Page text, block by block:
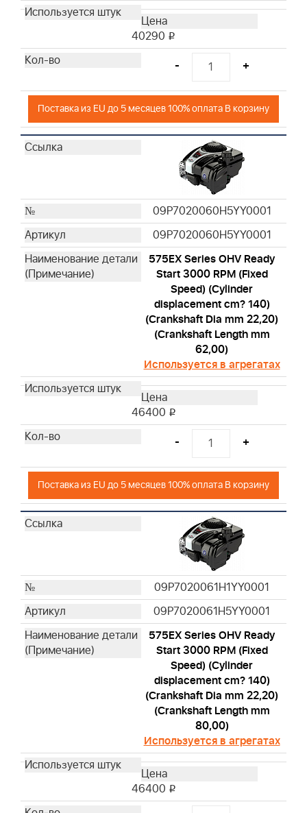
40290 i
- +
Поставка из EU до 5 месяцев 100% оплата В корзину
09P7020060H5YY0001
09P7020060H5YY0001
575EX Series OHV Ready
Start 3000 RPM (Fixed
Speed) (Cylinder
displacement cm? 140)
(Crankshaft Dia mm 22,20)
(Crankshaft Length mm
62,00)
Используется в агрегатах
46400 i
- +
Поставка из EU до 5 месяцев 100% оплата В корзину
09P7020061H1YY0001
09P7020061H5YY0001
575EX Series OHV Ready
Start 3000 RPM (Fixed
Speed) (Cylinder
displacement cm? 140)
(Crankshaft Dia mm 22,20)
(Crankshaft Length mm
80,00)
Используется в агрегатах
46400 i